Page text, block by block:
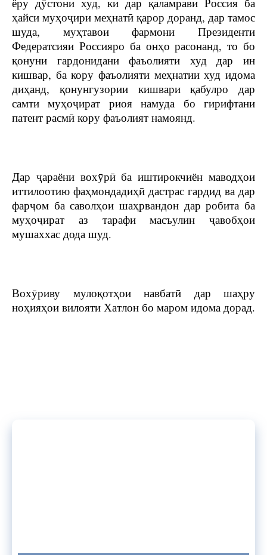
ҳайси муҳоҷири меҳнатӣ қарор доранд, дар тамос
шуда, муҳтавои фармони Президенти
Федератсияи Россияро ба онҳо расонанд, то бо
қонуни гардонидани фаъолияти худ дар ин
кишвар, ба кору фаъолияти меҳнатии худ идома
диҳанд, қонунгузории кишвари қабулро дар
самти муҳоҷират риоя намуда бо гирифтани
патент расмӣ кору фаъолият намоянд.
Дар ҷараёни вохӯрӣ ба иштирокчиён маводҳои
иттилоотию фаҳмондадиҳӣ дастрас гардид ва дар
фарҷом ба саволҳои шаҳрвандон дар робита ба
муҳоҷират аз тарафи масъулин ҷавобҳои
мушаххас дода шуд.
Вохӯриву мулоқотҳои навбатӣ дар шаҳру
ноҳияҳои вилояти Хатлон бо маром идома дорад.